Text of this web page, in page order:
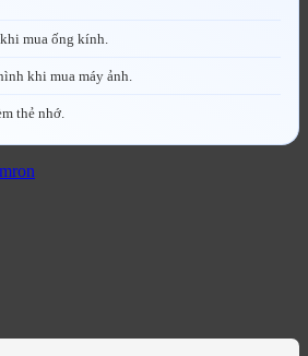
mua ống kính.
khi mua máy ảnh.
thẻ nhớ.